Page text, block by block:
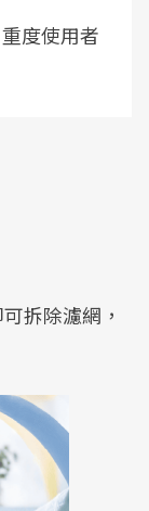
度使用者
拆除濾網，